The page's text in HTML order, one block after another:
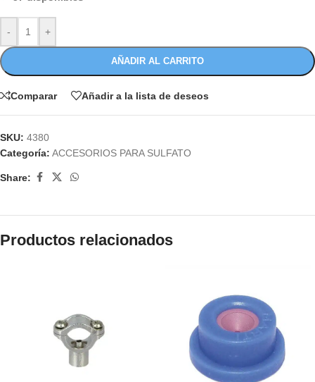
- +
AÑADIR AL CARRITO
Comparar Añadir a la lista de deseos
SKU: 4380
Categoría: ACCESORIOS PARA SULFATO
Share:
Productos relacionados